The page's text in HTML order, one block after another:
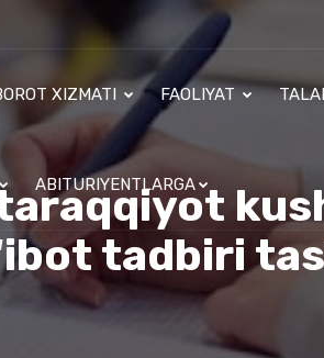
XIZMATI FAOLIYAT
ABITURIYENTLARGA
tadbiri